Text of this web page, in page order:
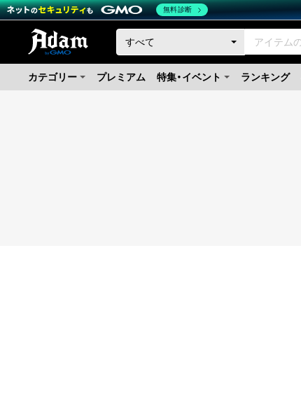
カテゴリー プレミアム 特集・イベント ランキング
無料診断